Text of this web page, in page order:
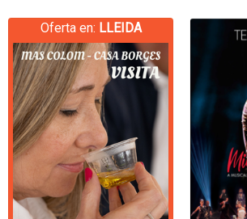
Oferta en: LLEIDA